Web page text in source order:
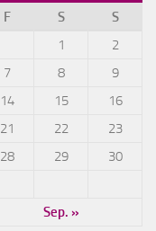
F S
S
1
2
7 8
9
14 15
16
21 22
23
28 29
30
Sep. »